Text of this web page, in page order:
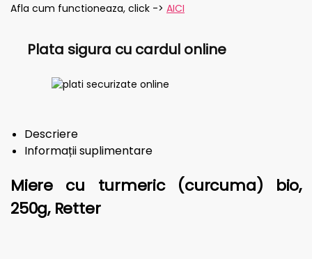
Afla cum functioneaza, click -> AICI
Plata sigura cu cardul online
Descriere
Informații suplimentare
Miere cu turmeric (curcuma) bio,
250g, Retter